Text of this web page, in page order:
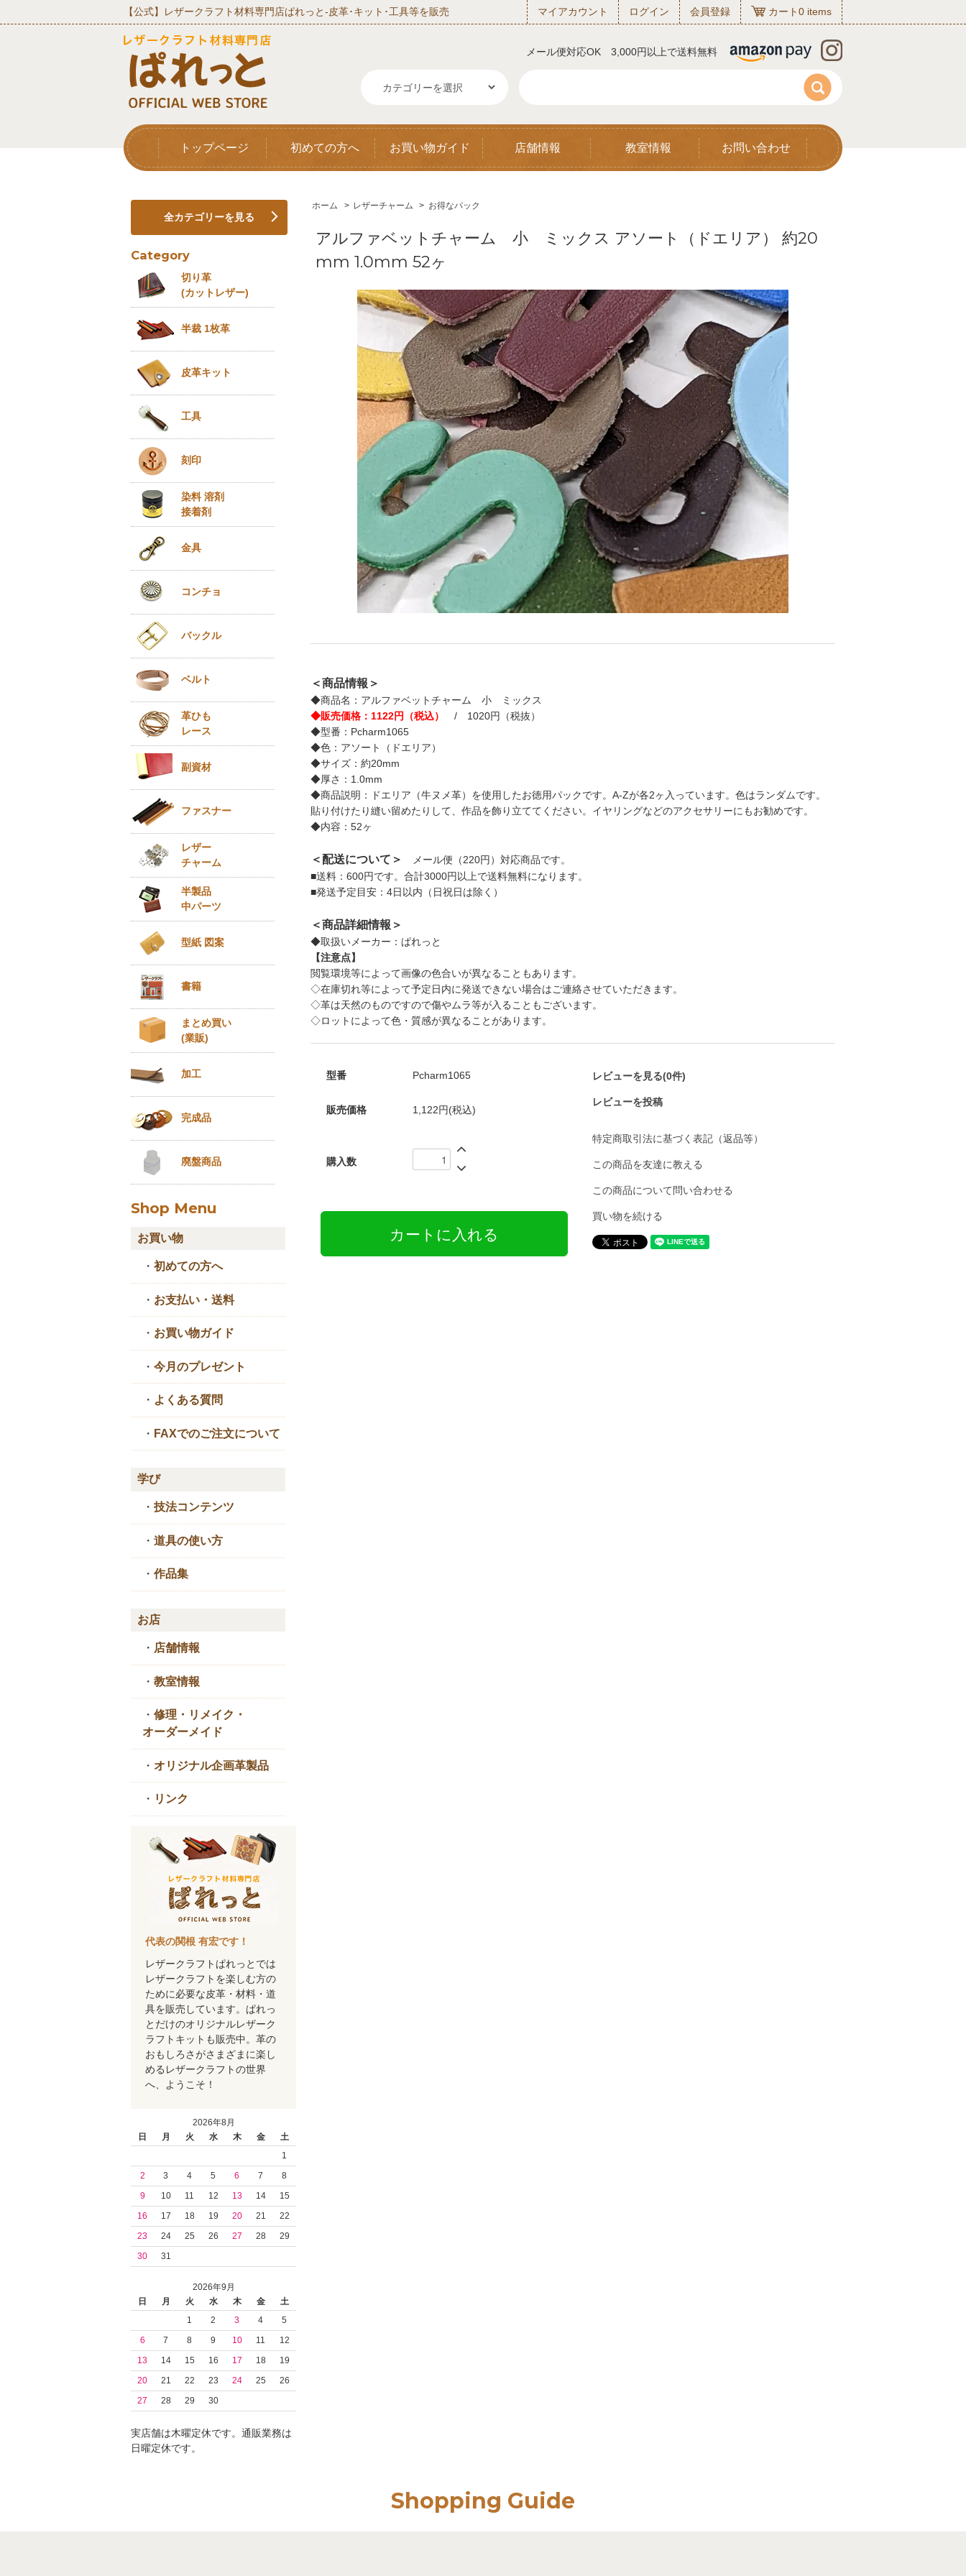
【公式】レザークラフト材料専門店ぱれっと‐皮革･キット･工具等を販売 マイアカウント ログイン 会員登録 カート0 items
メール便対応OK 3,000円以上で送料無料
トップページ 初めての方へ お買い物ガイド 店舗情報 教室情報 お問い合わせ
ホーム > レザーチャーム > お得なパック
アルファベットチャーム 小 ミックス アソート（ドエリア） 約20
mm 1.0mm 52ヶ
＜商品情報＞
◆商品名：アルファベットチャーム 小 ミックス
◆販売価格：1122円（税込）
/ 1020円（税抜）
◆型番：Pcharm1065
◆色：アソート（ドエリア）
◆サイズ：約20mm
◆厚さ：1.0mm
◆商品説明：ドエリア（牛ヌメ革）を使用したお徳用パックです。A-Zが各2ヶ入っています。色はランダムです。
貼り付けたり縫い留めたりして、作品を飾り立ててください。イヤリングなどのアクセサリーにもお勧めです。
◆内容：52ヶ
＜配送について＞
メール便（220円）対応商品です。
■送料：600円です。合計3000円以上で送料無料になります。
■発送予定目安：4日以内（日祝日は除く）
＜商品詳細情報＞
◆取扱いメーカー：ぱれっと
【注意点】
閲覧環境等によって画像の色合いが異なることもあります。
◇在庫切れ等によって予定日内に発送できない場合はご連絡させていただきます。
◇革は天然のものですので傷やムラ等が入ることもございます。
◇ロットによって色・質感が異なることがあります。
型番 Pcharm1065
販売価格 1,122円(税込)
購入数
レビューを見る(0件)
レビューを投稿
特定商取引法に基づく表記（返品等）
この商品を友達に教える
この商品について問い合わせる
買い物を続ける
全カテゴリーを見る
Category
切り革
(カットレザー)
半裁 1枚革
皮革キット
工具
刻印
染料 溶剤
接着剤
金具
コンチョ
バックル
ベルト
革ひも
レース
副資材
ファスナー
レザー
チャーム
半製品
中パーツ
型紙 図案
書籍
まとめ買い
(業販)
加工
完成品
廃盤商品
Shop Menu
お買い物
・ 初めての方へ
・ お支払い・送料
・ お買い物ガイド
・ 今月のプレゼント
・ よくある質問
・ FAXでのご注文について
学び
・ 技法コンテンツ
・ 道具の使い方
・ 作品集
お店
・ 店舗情報
・ 教室情報
・ 修理・リメイク・
オーダーメイド
・ オリジナル企画革製品
・ リンク
代表の関根 有宏です！
レザークラフトぱれっとでは
レザークラフトを楽しむ方の
ために必要な皮革・材料・道
具を販売しています。ぱれっ
とだけのオリジナルレザーク
ラフトキットも販売中。革の
おもしろさがさまざまに楽し
めるレザークラフトの世界
へ、ようこそ！
2026年8月
日
月 火 水 木 金
土
1
2
3 4 5 6 7
8
9
10 11 12 13 14
15
16
17 18 19 20 21
22
23
24 25 26 27 28
29
30
31
2026年9月
日
月 火 水 木 金
土
1
2 3 4
5
6
7 8 9 10 11
12
13
14 15 16 17 18
19
20
21 22 23 24 25
26
27
28 29 30
実店舗は木曜定休です。通販業務は
日曜定休です。
Shopping Guide